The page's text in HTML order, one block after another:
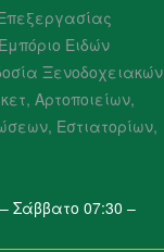
Ειδών
Ξενοδοχειακών
Αρτοποιείων,
Εστιατορίων,
Σάββατο 07:30 –